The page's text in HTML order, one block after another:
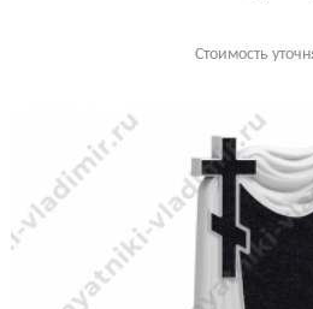
Стоимость